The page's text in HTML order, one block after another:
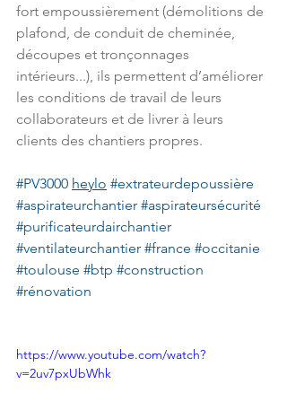
fort empoussièrement (démolitions de
plafond, de conduit de cheminée,
découpes et tronçonnages
intérieurs...), ils permettent d’améliorer
les conditions de travail de leurs
collaborateurs et de livrer à leurs
clients des chantiers propres.
#PV3000 heylo #extrateurdepoussière
#aspirateurchantier #aspirateursécurité
#purificateurdairchantier
#ventilateurchantier #france #occitanie
#toulouse #btp #construction
#rénovation
https://www.youtube.com/watch?
v=2uv7pxUbWhk